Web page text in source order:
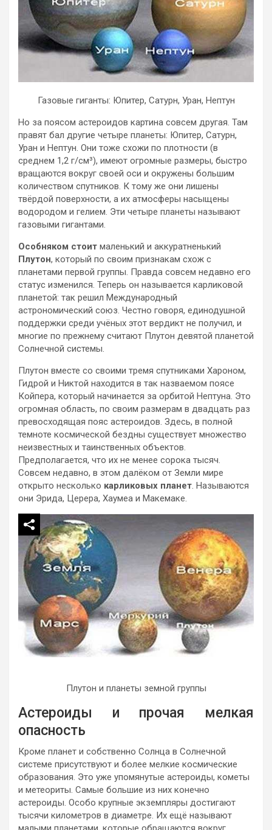
Газовые гиганты: Юпитер, Сатурн, Уран, Нептун
Но за поясом астероидов картина совсем другая. Там
правят бал другие четыре планеты: Юпитер, Сатурн,
Уран и Нептун. Они тоже схожи по плотности (в
среднем 1,2 г/см³), имеют огромные размеры, быстро
вращаются вокруг своей оси и окружены большим
количеством спутников. К тому же они лишены
твёрдой поверхности, а их атмосферы насыщены
водородом и гелием. Эти четыре планеты называют
газовыми гигантами.
Особняком стоит маленький и аккуратненький
Плутон, который по своим признакам схож с
планетами первой группы. Правда совсем недавно его
статус изменился. Теперь он называется карликовой
планетой: так решил Международный
астрономический союз. Честно говоря, единодушной
поддержки среди учёных этот вердикт не получил, и
многие по прежнему считают Плутон девятой планетой
Солнечной системы.
Плутон вместе со своими тремя спутниками Хароном,
Гидрой и Никтой находится в так назваемом поясе
Койпера, который начинается за орбитой Нептуна. Это
огромная область, по своим размерам в двадцать раз
превосходящая пояс астероидов. Здесь, в полной
темноте космической бездны существует множество
неизвестных и таинственных объектов.
Предполагается, что их не менее сорока тысяч.
Совсем недавно, в этом далёком от Земли мире
открыто несколько карликовых планет . Называются
они Эрида, Церера, Хаумеа и Макемаке.
Плутон и планеты земной группы
Астероиды и прочая мелкая
опасность
Кроме планет и собственно Солнца в Солнечной
системе присутствуют и более мелкие космические
образования. Это уже упомянутые астероиды, кометы
и метеориты. Самые большие из них конечно
астероиды. Особо крупные экземпляры достигают
тысячи километров в диаметре. Их ещё называют